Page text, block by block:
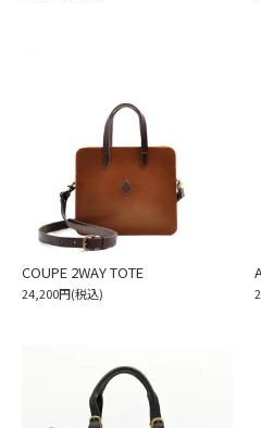
COUPE 2WAY TOTE
24,200円(税込)